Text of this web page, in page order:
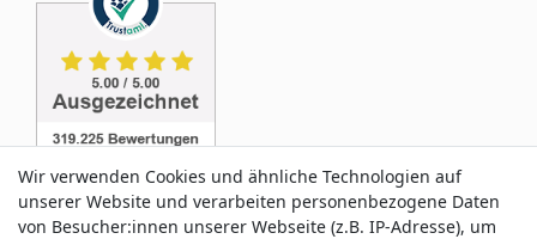
Wir verwenden Cookies und ähnliche Technologien auf
unserer Website und verarbeiten personenbezogene Daten
von Besucher:innen unserer Webseite (z.B. IP-Adresse), um